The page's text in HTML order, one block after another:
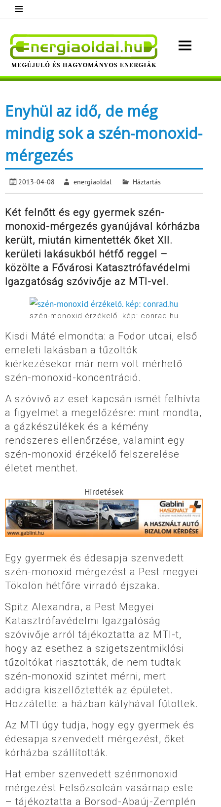
content
Megújuló és hagyományos energiák.
Enyhül az idő, de még
mindig sok a szén-monoxid-
mérgezés
2013-04-08 energiaoldal Háztartás
Két felnőtt és egy gyermek szén-
monoxid-mérgezés gyanújával kórházba
került, miután kimentették őket XII.
kerületi lakásukból hétfő reggel –
közölte a Fővárosi Katasztrófavédelmi
Igazgatóság szóvivője az MTI-vel.
szén-monoxid érzékelő. kép: conrad.hu
Kisdi Máté elmondta: a Fodor utcai, első
emeleti lakásban a tűzoltók
kiérkezésekor már nem volt mérhető
szén-monoxid-koncentráció.
A szóvivő az eset kapcsán ismét felhívta
a figyelmet a megelőzésre: mint mondta,
a gázkészülékek és a kémény
rendszeres ellenőrzése, valamint egy
szén-monoxid érzékelő felszerelése
életet menthet.
Hirdetések
Egy gyermek és édesapja szenvedett
szén-monoxid mérgezést a Pest megyei
Tökölön hétfőre virradó éjszaka.
Spitz Alexandra, a Pest Megyei
Katasztrófavédelmi Igazgatóság
szóvivője arról tájékoztatta az MTI-t,
hogy az esethez a szigetszentmiklósi
tűzoltókat riasztották, de nem tudtak
szén-monoxid szintet mérni, mert
addigra kiszellőztették az épületet.
Hozzátette: a házban kályhával fűtöttek.
Az MTI úgy tudja, hogy egy gyermek és
édesapja szenvedett mérgezést, őket
kórházba szállították.
Hat ember szenvedett szénmonoxid
mérgezést Felsőzsolcán vasárnap este
– tájékoztatta a Borsod-Abaúj-Zemplén